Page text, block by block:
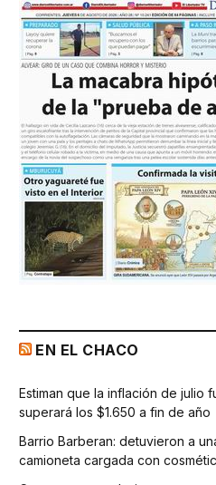
EN EL CHACO
Estiman que la inflación de julio
superará los $1.650 a fin de año
Barrio Barberan: detuvieron a
camioneta cargada con